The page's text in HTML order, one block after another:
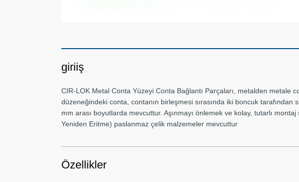
giriiş
CIR-LOK Metal Conta Yüzeyi Conta Bağlantı Parçaları, metalden metale
düzeneğindeki conta, contanın birleşmesi sırasında iki boncuk tarafından
mm arası boyutlarda mevcuttur. Aşınmayı önlemek ve kolay, tutarlı
Yeniden Eritme) paslanmaz çelik malzemeler mevcuttur
Özellikler